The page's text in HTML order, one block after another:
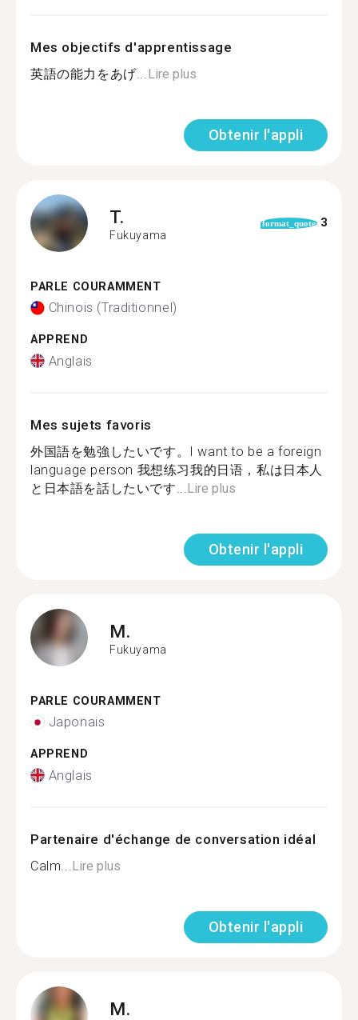
Mes objectifs d'apprentissage
英語の能力をあげ... Lire plus
Obtenir l'appli
T.
Fukuyama
format_quote 3
PARLE COURAMMENT
Chinois (Traditionnel)
APPREND
Anglais
Mes sujets favoris
外国語を勉強したいです。I want to be a foreign
language person 我想练习我的日语，私は日本人
と日本語を話したいです... Lire plus
Obtenir l'appli
M.
Fukuyama
PARLE COURAMMENT
Japonais
APPREND
Anglais
Partenaire d'échange de conversation idéal
Calm... Lire plus
Obtenir l'appli
M.